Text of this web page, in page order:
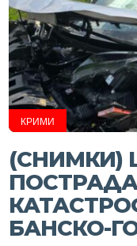
КРИМИ
(СНИМКИ)
БАНСКО-